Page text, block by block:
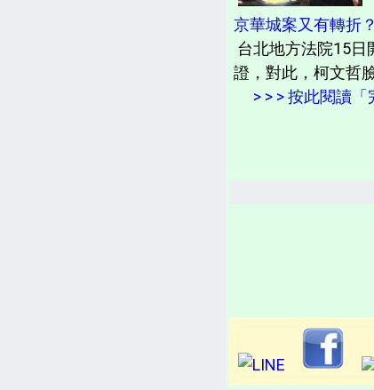
京華城案又有轉折
台北地方法院15日
證，對此，柯文哲
> > > 按此閱讀「